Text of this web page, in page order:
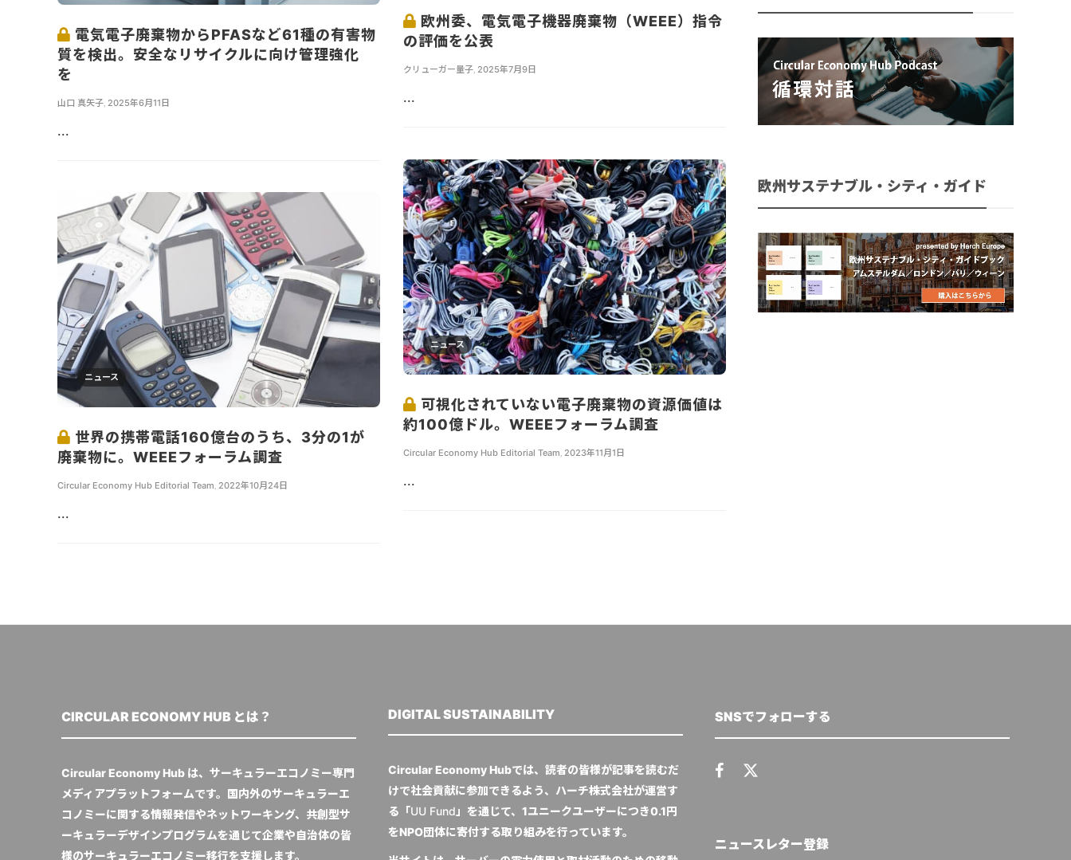
欧州委、電気電子機器廃棄物（WEEE）指令
の評価を公表
クリューガー量子 2025年7月9日
...
電気電子廃棄物からPFASなど61種の有害物
質を検出。安全なリサイクルに向け管理強化
を
山口 真矢子 2025年6月11日
...
ニュース
可視化されていない電子廃棄物の資源価値は
約100億ドル。WEEEフォーラム調査
Circular Economy Hub Editorial Team 2023年11月1日
...
ニュース
世界の携帯電話160億台のうち、3分の1が
廃棄物に。WEEEフォーラム調査
Circular Economy Hub Editorial Team 2022年10月24日
...
欧州サステナブル・シティ・ガイド
CIRCULAR ECONOMY HUB とは？
Circular Economy Hub は、サーキュラーエコノミー専門
メディアプラットフォームです。国内外のサーキュラーエ
コノミーに関する情報発信やネットワーキング、共創型サ
ーキュラーデザインプログラムを通じて企業や自治体の皆
様のサーキュラーエコノミー移行を支援します。
DIGITAL SUSTAINABILITY
Circular Economy Hubでは、読者の皆様が記事を読むだ
けで社会貢献に参加できるよう、ハーチ株式会社が運営す
る「UU Fund 」を通じて、1ユニークユーザーにつき0.1円
をNPO団体に寄付する取り組みを行っています。
SNSでフォローする
ニュースレター登録